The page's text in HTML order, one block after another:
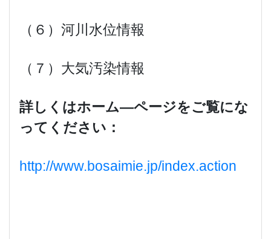
（６）河川水位情報
（７）大気汚染情報
詳しくはホーム―ページをご覧にな
ってください：
http://www.bosaimie.jp/index.action